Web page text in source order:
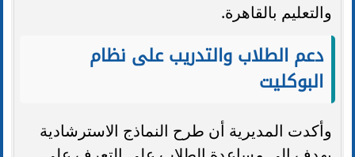
والتعليم بالقاهرة.
دعم الطلاب والتدريب على نظام
البوكليت
وأكدت المديرية أن طرح النماذج الاسترشادية